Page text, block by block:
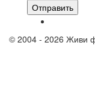
Отправить
© 2004 - 2026 Живи